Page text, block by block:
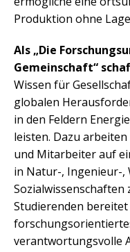
Produktion ohne
Als „Die
Gemeinschaft“
Wissen für
globalen
in den Feldern
leisten. Dazu
und Mitarbeiter auf
in Natur-, Ingenieur-,
Sozialwissenschaften
Studierenden
verantwortungsvolle